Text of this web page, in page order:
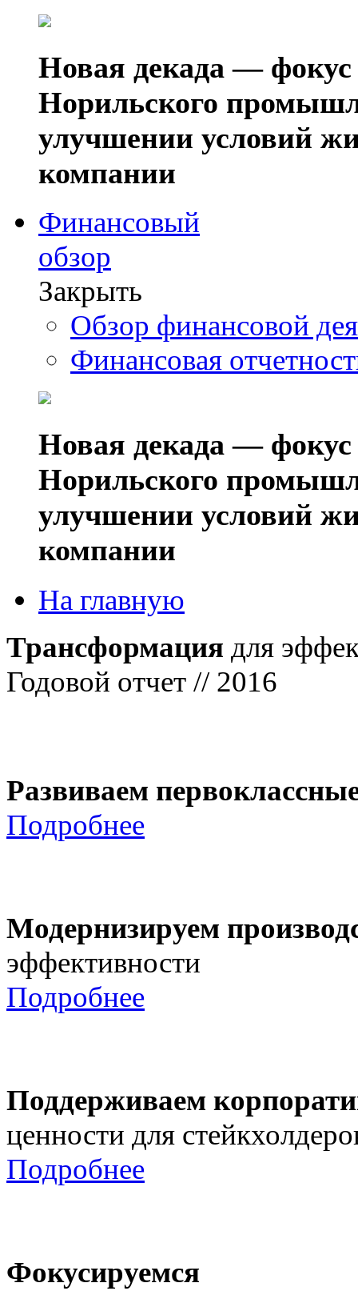
Новая декада — фокус
Норильского
улучшении условий
компании
Финансовый
обзор
Закрыть
Обзор финансовой
Финансовая
Новая декада — фокус
Норильского
улучшении условий
компании
На главную
Трансформация для
Годовой отчет // 2016
Развиваем
Подробнее
Модернизируем
эффективности
Подробнее
Поддерживаем
ценности для
Подробнее
Фокусируемся